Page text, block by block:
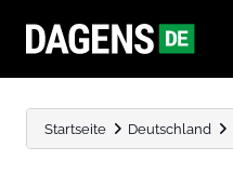
Startseite Deutschland